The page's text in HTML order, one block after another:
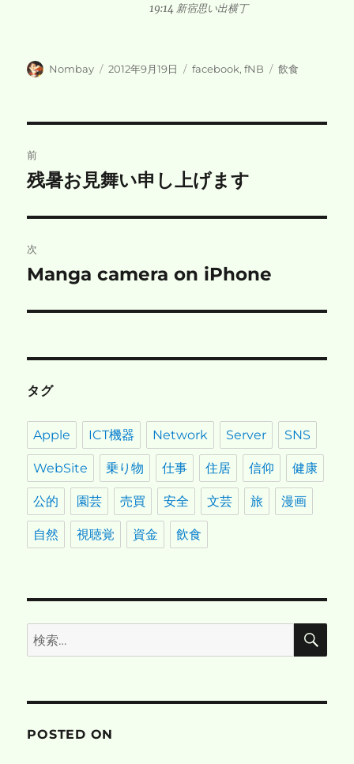
19:14 新宿思い出横丁
投
Nombay
投
2012年9月19日
カ
facebook,fNB
タ
飲食
稿
ビ
ゲ
ー
前
前
投
稿:
残暑お見舞い申し上げます
次
次
投
Manga camera on iPhone
タグ
Apple ICT機器 Network Server SNS
WebSite 乗り物 仕事 住居 信仰 健康
公的 園芸 売買 安全 文芸 旅 漫画
自然 視聴覚 資金 飲食
検
索:
検
POSTED ON